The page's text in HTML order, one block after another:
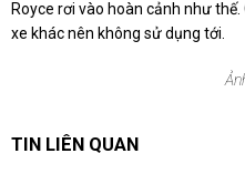
Royce rơi vào hoàn cảnh như
xe khác nên không sử dụng tới.
TIN LIÊN QUAN